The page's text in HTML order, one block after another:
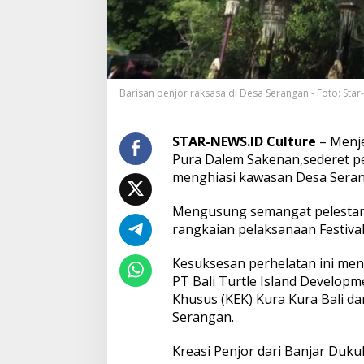
I
D
d
a
D
e
A
d
a
t
e
r
g
a
n
G
a
Barisan penjor raksasa di Desa Serangan - Foto:
STAR-NEWS.ID Culture –
Pura Dalem Sakenan,sederet
menghiasi kawasan Desa
Mengusung semangat
rangkaian pelaksanaan
Kesuksesan perhelatan ini
PT Bali Turtle Island
Khusus (KEK) Kura Kura Bali
Serangan.
Kreasi Penjor dari Banjar